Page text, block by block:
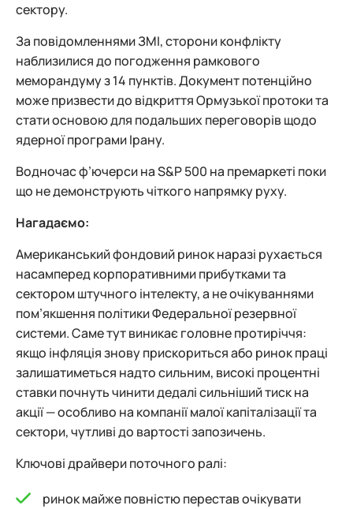
сектору.
За повідомленнями ЗМІ, сторони конфлікту
наблизилися до погодження рамкового
меморандуму з 14 пунктів. Документ потенційно
може призвести до відкриття Ормузької протоки та
стати основою для подальших переговорів щодо
ядерної програми Ірану.
Водночас ф’ючерси на S&P 500 на премаркеті поки
що не демонструють чіткого напрямку руху.
Нагадаємо:
Американський фондовий ринок наразі рухається
насамперед корпоративними прибутками та
сектором штучного інтелекту, а не очікуваннями
пом’якшення політики Федеральної резервної
системи. Саме тут виникає головне протиріччя:
якщо інфляція знову прискориться або ринок праці
залишатиметься надто сильним, високі процентні
ставки почнуть чинити дедалі сильніший тиск на
акції — особливо на компанії малої капіталізації та
сектори, чутливі до вартості запозичень.
Ключові драйвери поточного ралі:
ринок майже повністю перестав очікувати